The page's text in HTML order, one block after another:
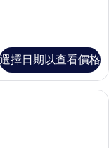
選擇日期以查看價格
| 高級寢具、羽絨被、舒適